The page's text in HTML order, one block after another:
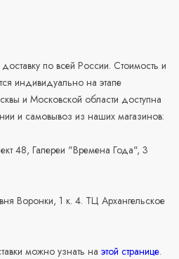
по всей России. Стоимость и
индивидуально на этапе
и Московской области доступна
и самовывоз из наших магазинов:
48, Галереи "Времена Года", 3
Воронки, 1 к. 4. ТЦ Архангельское
можно узнать на этой странице.